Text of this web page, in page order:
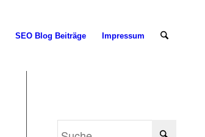
SEO Blog Beiträge Impressum